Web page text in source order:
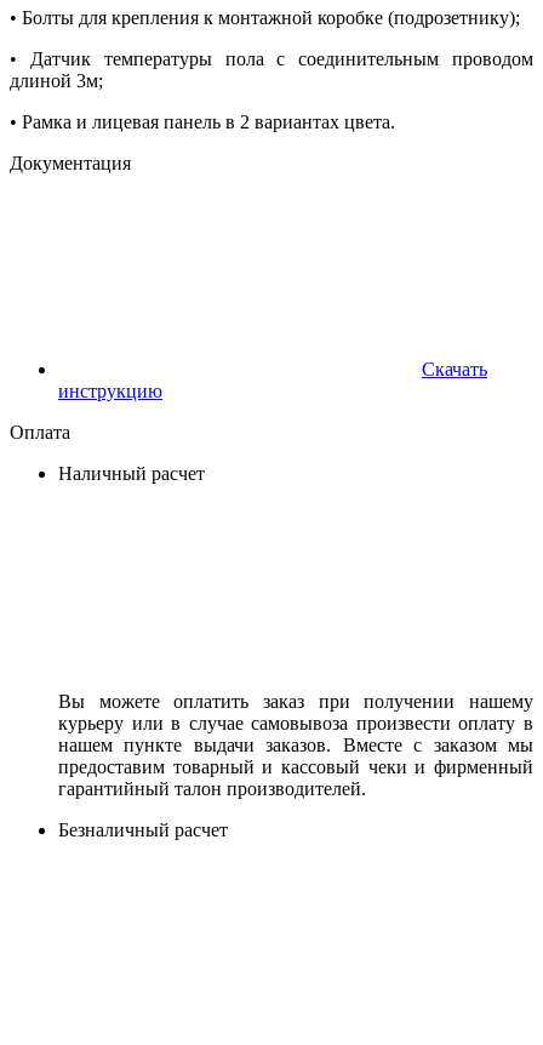
• Болты для крепления к монтажной коробке (подрозетнику);
• Датчик температуры пола с соединительным проводом
длиной 3м;
• Рамка и лицевая панель в 2 вариантах цвета.
Документация
Скачать
инструкцию
Оплата
Наличный расчет
Вы можете оплатить заказ при получении нашему
курьеру или в случае самовывоза произвести оплату в
нашем пункте выдачи заказов. Вместе с заказом мы
предоставим товарный и кассовый чеки и фирменный
гарантийный талон производителей.
Безналичный расчет